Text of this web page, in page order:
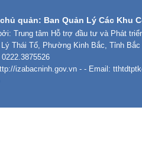
quản: Ban Quản Lý Các Khu
Trung tâm Hỗ trợ đầu tư và Phát
Thái Tổ, Phường Kinh Bắc, Tỉnh Bắc
izabacninh.gov.vn - - Email: